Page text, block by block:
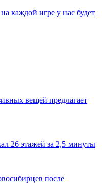
каждой игре у нас будет
вещей предлагает
26 этажей за 2,5 минуты
после